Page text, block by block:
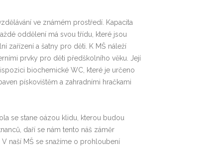
ve známém prostředí. Kapacita
oddělení má svou třídu, které jsou
zařízení a šatny pro děti. K MŠ náleží
prvky pro děti předškolního věku. Její
biochemické WC, které je určeno
pískovištěm a zahradními hračkami
se stane oázou klidu, kterou budou
daří se nám tento náš záměr
naší MŠ se snažíme o prohloubení